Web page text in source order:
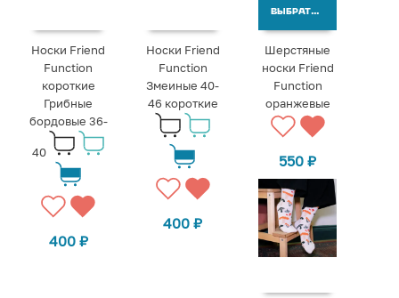
Носки Friend
Function
короткие
Грибные
бордовые 36-
40
400 ₽
Носки Friend
Function
Змеиные 40-
46 короткие
400₽
ВЫБРАТЬ ВАРИАНТЫ
Шерстяные
носки Friend
Function
оранжевые
550₽